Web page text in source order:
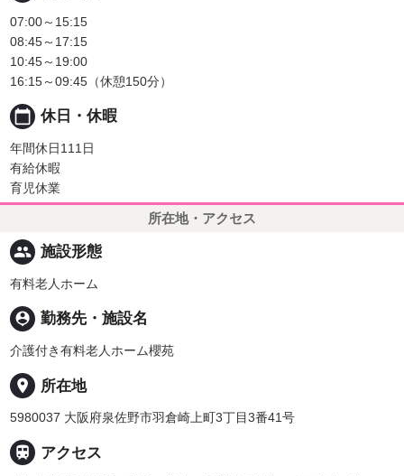
07:00～15:15
08:45～17:15
10:45～19:00
16:15～09:45（休憩150分）
calendar_today 休日・休暇
年間休日111日
有給休暇
育児休業
所在地・アクセス
people 施設形態
有料老人ホーム
person_pin 勤務先・施設名
介護付き有料老人ホーム櫻苑
place 所在地
5980037 大阪府泉佐野市羽倉崎上町3丁目3番41号
 アクセス